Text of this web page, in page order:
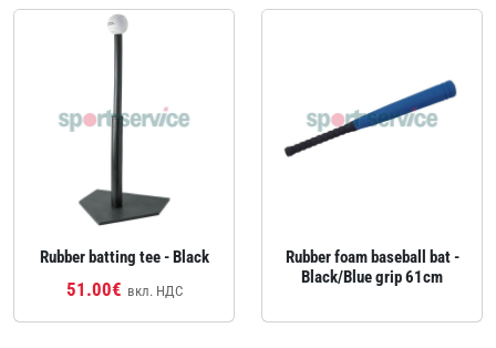
Rubber batting tee - Black
51.00€ вкл. НДС
Rubber foam baseball bat -
Black/Blue grip 61cm